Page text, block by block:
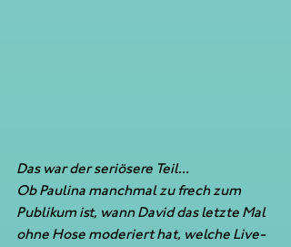
Das war der seriösere Teil...
Ob Paulina manchmal zu frech zum
Publikum ist, wann David das letzte Mal
ohne Hose moderiert hat, welche Live-